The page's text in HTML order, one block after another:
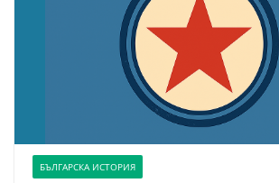
БЪЛГАРСКА ИСТОРИЯ